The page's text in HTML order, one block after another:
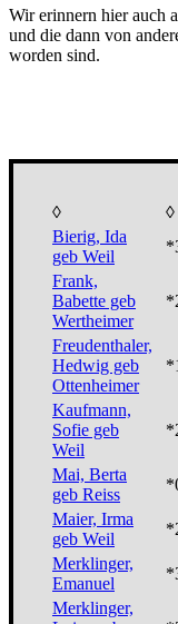
Wir erinnern hier auch
und die dann von
worden sind.
◊ ◊
Bierig, Ida
geb Weil
Frank,
Babette geb
Wertheimer
Freudenthaler,
Hedwig geb
Ottenheimer
Kaufmann,
Sofie geb
Weil
Mai, Berta
geb Reiss
Maier, Irma
geb Weil
Merklinger,
Emanuel
Merklinger,